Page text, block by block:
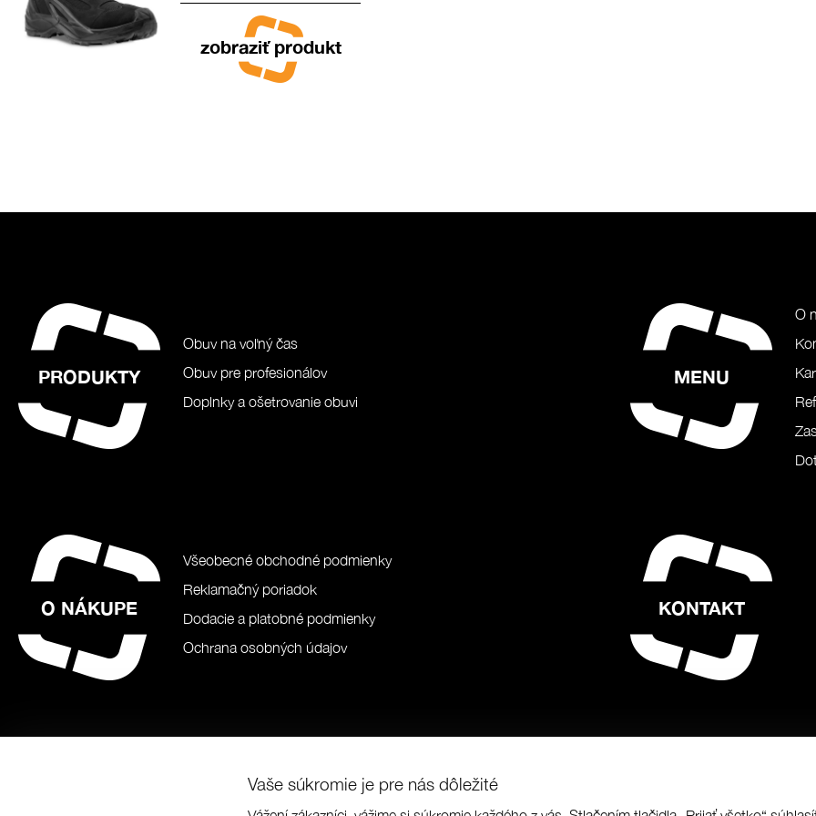
Vaše súkromie je pre nás dôležité
zobraziť produkt
PRODUKTY
Obuv na voľný čas
Obuv pre profesionálov
Doplnky a ošetrovanie obuvi
MENU
O
O NÁKUPE
Všeobecné obchodné podmienky
Reklamačný poriadok
Dodacie a platobné podmienky
Ochrana osobných údajov
KONTAKT